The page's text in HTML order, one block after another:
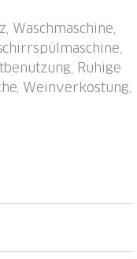
Waschmaschine,
Ruhige
Weinverkostung,